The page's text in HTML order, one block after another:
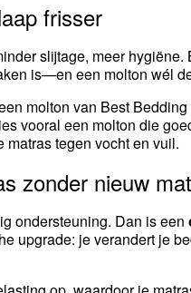
frisser
slijtage, meer
is—en een molton wél
molton van Best
vooral een molton die
matras tegen vocht en vuil.
zonder nieuw
ondersteuning. Dan is een
upgrade: je verandert je